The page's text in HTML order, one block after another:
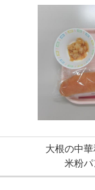
大根の中
米粉